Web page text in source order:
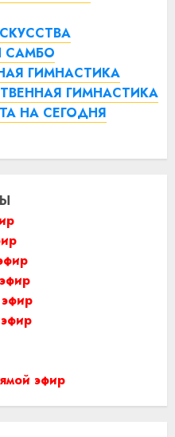
САМБО
ГИМНАСТИКА
ГИМНАСТИКА
НА СЕГОДНЯ
эфир